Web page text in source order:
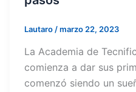
Lautaro /marzo 22, 2023
La Academia de
comienza a dar sus
comenzó siendo un